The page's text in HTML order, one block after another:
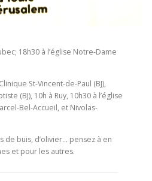
18h30 à l’église Notre-Dame
St-Vincent-de-Paul (BJ),
(BJ), 10h à Ruy, 10h30 à l’église
Bel-Accueil, et Nivolas-
de buis, d’olivier… pensez à en
et pour les autres.